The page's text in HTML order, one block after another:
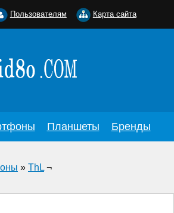
Планшеты Бренды
» ThL ¬
Пользователям Карта сайта